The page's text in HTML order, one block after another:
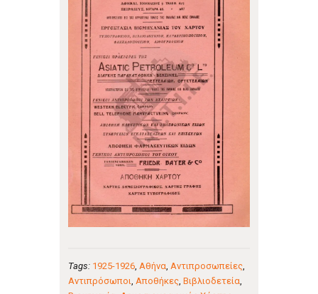
Tags: 1925-1926, Αθήνα Αντιπροσωπείες,
Αντιπρόσωποι Αποθήκες, Βιβλιοδετεία